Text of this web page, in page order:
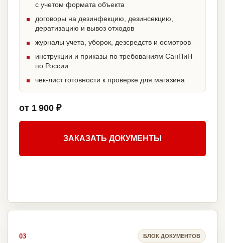
с учетом формата объекта
договоры на дезинфекцию, дезинсекцию,
дератизацию и вывоз отходов
журналы учета, уборок, дезсредств и осмотров
инструкции и приказы по требованиям СанПиН
по России
чек-лист готовности к проверке для магазина
от 1 900 ₽
ЗАКАЗАТЬ ДОКУМЕНТЫ
03 БЛОК ДОКУМЕНТОВ